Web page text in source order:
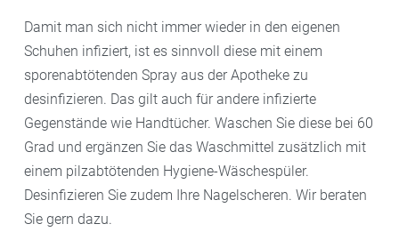
Damit man sich nicht immer wieder in den eigenen
Schuhen infiziert, ist es sinnvoll diese mit einem
sporenabtötenden Spray aus der Apotheke zu
desinfizieren. Das gilt auch für andere infizierte
Gegenstände wie Handtücher. Waschen Sie diese bei 60
Grad und ergänzen Sie das Waschmittel zusätzlich mit
einem pilzabtötenden Hygiene-Wäschespüler.
Desinfizieren Sie zudem Ihre Nagelscheren. Wir beraten
Sie gern dazu.